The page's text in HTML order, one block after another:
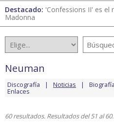
Destacado: 'Confessions II' es el
Madonna
Neuman
Discografía Noticias Biografía
Enlaces
60 resultados. Resultados del 51 al